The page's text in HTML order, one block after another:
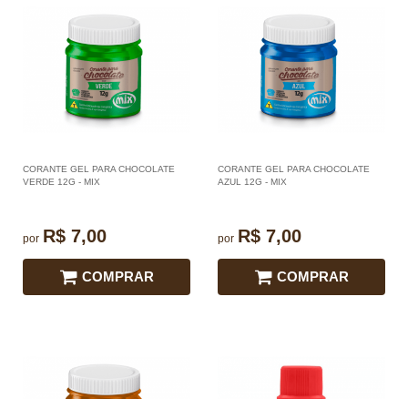
CORANTE GEL PARA CHOCOLATE
VERDE 12G - MIX
por R$ 7,00
COMPRAR
CORANTE GEL PARA CHOCOLATE
AZUL 12G - MIX
por R$ 7,00
COMPRAR